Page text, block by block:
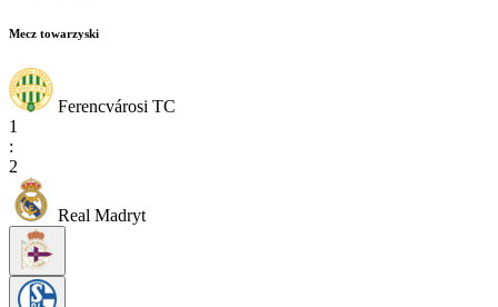
Mecz towarzyski
Ferencvárosi TC
1
:
2
Real Madryt